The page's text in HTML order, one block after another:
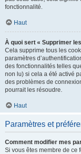
fonctionnalité.
Haut
À quoi sert « Supprimer
Cela supprime tous les
paramètres
des fonctionnalités telles
non lu) si cela a été activé
des problèmes de
pourrait les résoudre.
Haut
Paramètres et
Comment modifier mes
Si vous êtes membre de ce